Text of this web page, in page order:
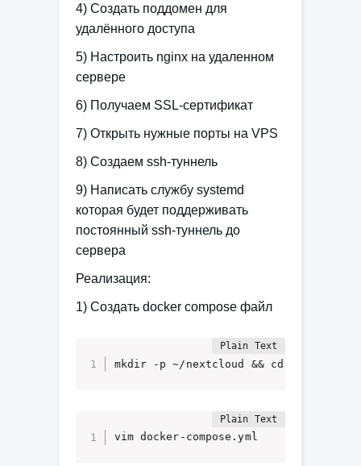
4) Создать поддомен для
удалённого доступа
5) Настроить nginx на удаленном
сервере
6) Получаем SSL-сертификат
7) Открыть нужные порты на VPS
8) Создаем ssh-туннель
9) Написать службу systemd
которая будет поддерживать
постоянный ssh-туннель до
сервера
Реализация:
1) Создать docker compose файл
mkdir -p ~/nextcloud && cd ~/
vim docker-compose.yml